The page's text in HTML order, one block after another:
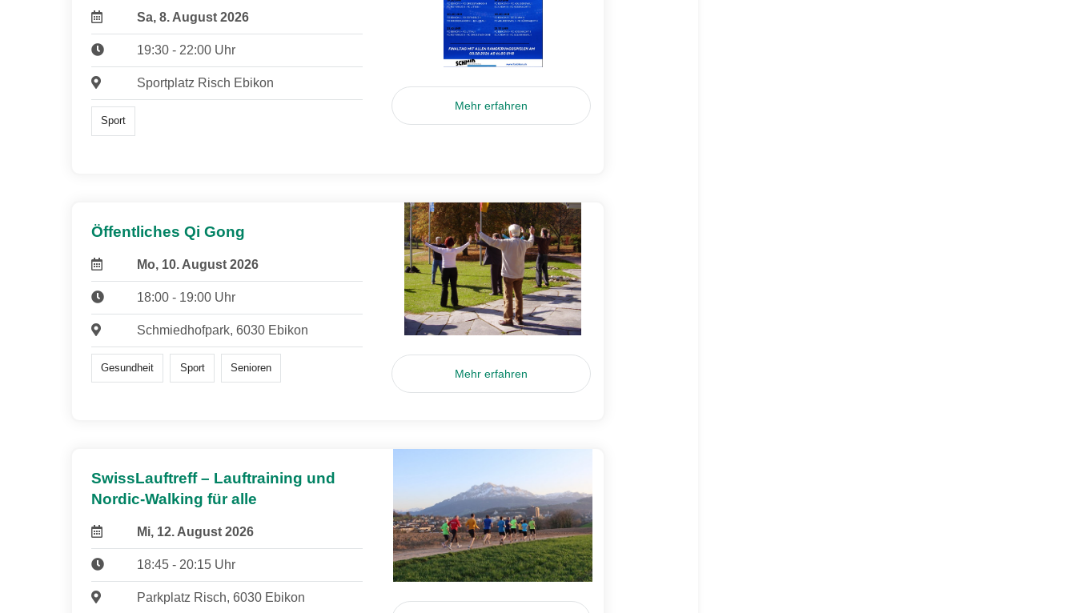
Sa, 8. August 2026
19:30 - 22:00 Uhr
Sportplatz Risch Ebikon
Sport
Mehr erfahren
Öffentliches Qi Gong
Mo, 10. August 2026
18:00 - 19:00 Uhr
Schmiedhofpark, 6030 Ebikon
Gesundheit Sport Senioren Mehr erfahren
SwissLauftreff – Lauftraining und
Nordic-Walking für alle
Mi, 12. August 2026
18:45 - 20:15 Uhr
Parkplatz Risch, 6030 Ebikon